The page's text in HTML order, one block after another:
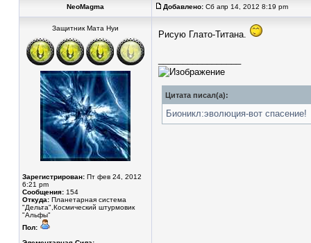
NeoMagma Добавлено: Сб апр 14, 2012 8:19 pm
Защитник Мата Нуи
Зарегистрирован: Пт фев 24, 2012
6:21 pm
Сообщения: 154
Откуда: Планетарная система
"Дельта",Космический штурмовик
"Альфы"
Пол:
Рисую Глато-Титана.
Цитата писал(а):
Бионикл:эволюция-вот спасение!